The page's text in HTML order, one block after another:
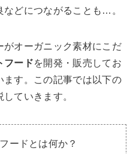
どにつながることも…。
がオーガニック素材にこだ
フードを開発・販売してお
ます。この記事では以下の
ていきます。
ードとは何か？